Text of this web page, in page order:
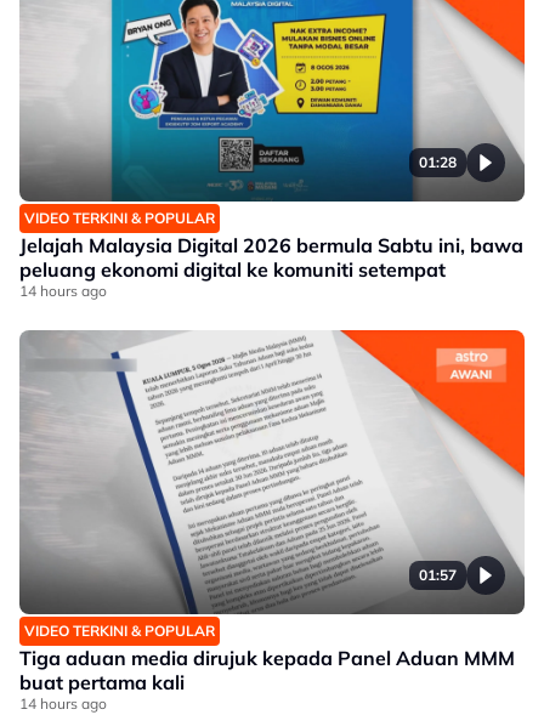
01:28
VIDEO TERKINI & POPULAR
Jelajah Malaysia Digital 2026 bermula Sabtu ini, bawa
peluang ekonomi digital ke komuniti setempat
14 hours ago
01:57
VIDEO TERKINI & POPULAR
Tiga aduan media dirujuk kepada Panel Aduan MMM
buat pertama kali
14 hours ago